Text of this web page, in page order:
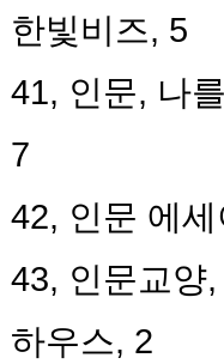
한빛비즈, 5
41, 인문, 나
7
42, 인문 에
43, 인문교양
하우스, 2